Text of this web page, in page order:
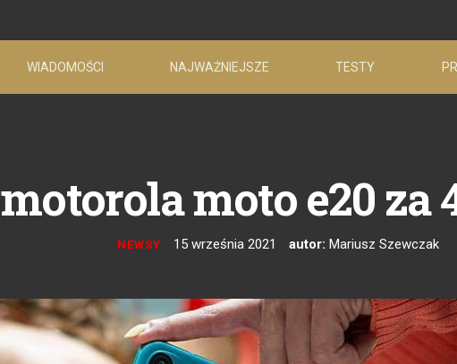
WIADOMOŚCI NAJWAŻNIEJSZE TESTY
motorola moto e20 za
NEWSY 15 września 2021 autor: Mariusz Szewczak